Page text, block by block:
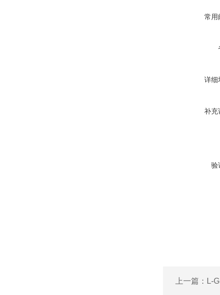
常用
详细
补充
验
上一篇： L-